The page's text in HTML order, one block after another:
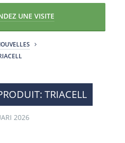
UNE VISITE
TRIACELL
2026